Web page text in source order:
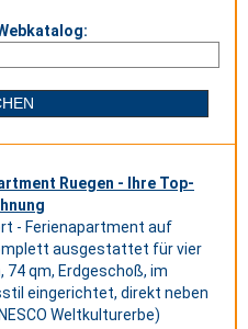
Ruegen - Ihre Top-
- Ferienapartment auf
ausgestattet für vier
74 qm, Erdgeschoß, im
eingerichtet, direkt neben
Weltkulturerbe)